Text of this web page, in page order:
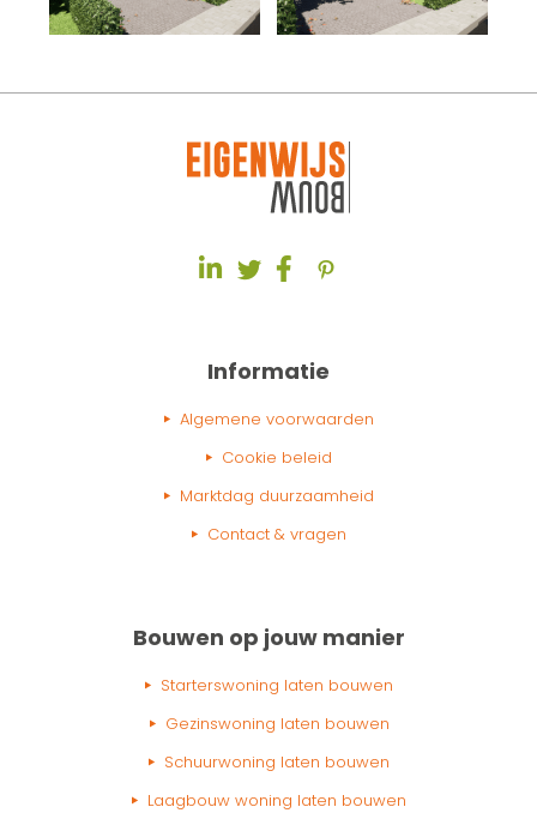
Informatie
Algemene voorwaarden
Cookie beleid
Marktdag duurzaamheid
Contact & vragen
Bouwen op jouw manier
Starterswoning laten bouwen
Gezinswoning laten bouwen
Schuurwoning laten bouwen
Laagbouw woning laten bouwen